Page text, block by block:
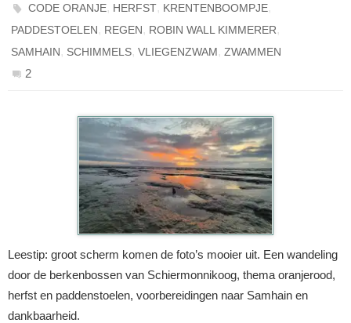
CODE ORANJE, HERFST, KRENTENBOOMPJE,
PADDESTOELEN, REGEN, ROBIN WALL KIMMERER,
SAMHAIN, SCHIMMELS, VLIEGENZWAM, ZWAMMEN
2
Leestip: groot scherm komen de foto’s mooier uit. Een wandeling
door de berkenbossen van Schiermonnikoog, thema oranjerood,
herfst en paddenstoelen, voorbereidingen naar Samhain en
dankbaarheid.